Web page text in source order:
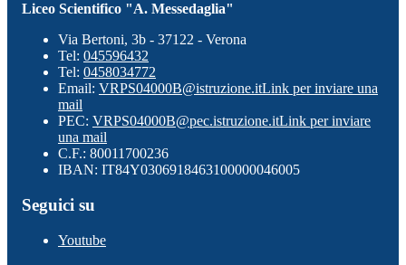
Liceo Scientifico "A. Messedaglia"
Via Bertoni, 3b - 37122 - Verona
Tel: 045596432
Tel: 0458034772
Email: VRPS04000B@istruzione.itLink per inviare una
mail
PEC: VRPS04000B@pec.istruzione.itLink per inviare
una mail
C.F.: 80011700236
IBAN: IT84Y0306918463100000046005
Seguici su
Youtube